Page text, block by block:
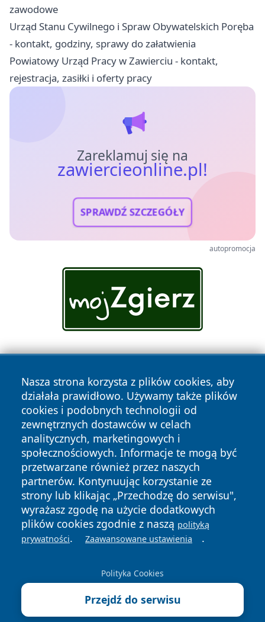
zawodowe
Urząd Stanu Cywilnego i Spraw Obywatelskich Poręba
- kontakt, godziny, sprawy do załatwienia
Powiatowy Urząd Pracy w Zawierciu - kontakt,
rejestracja, zasiłki i oferty pracy
Zareklamuj się na
zawiercieonline.pl!
SPRAWDŹ SZCZEGÓŁY
autopromocja
Nasza strona korzysta z plików cookies, aby
działała prawidłowo. Używamy także plików
cookies i podobnych technologii od
zewnętrznych dostawców w celach
analitycznych, marketingowych i
społecznościowych. Informacje te mogą być
przetwarzane również przez naszych
partnerów. Kontynuując korzystanie ze
strony lub klikając „Przechodzę do serwisu",
wyrażasz zgodę na użycie dodatkowych
plików cookies zgodnie z naszą polityką
prywatności. Zaawansowane ustawienia .
Polityka Cookies
Przejdź do serwisu
Copyright © 2026 zawiercieonline.pl Wszystkie prawa
zastrzeżone.
News Autorzy
Polityka
Prywatności
Polityka
Cookies